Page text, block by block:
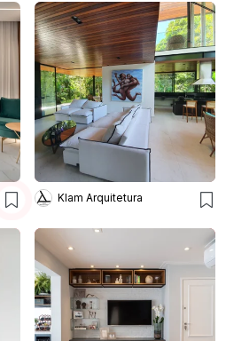
Klam Arquitetura